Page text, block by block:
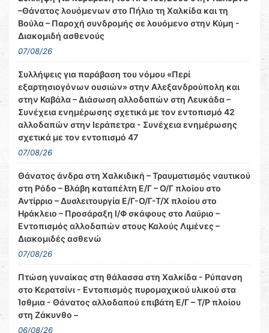
–Θάνατος λουόμενων στο Πήλιο τη Χαλκίδα και τη
Βούλα – Παροχή συνδρομής σε λουόμενο στην Κύμη -
Διακομιδή ασθενούς
07/08/26
Συλλήψεις για παράβαση του νόμου «Περί
εξαρτησιογόνων ουσιών» στην Αλεξανδρούπολη και
στην Καβάλα – Διάσωση αλλοδαπών στη Λευκάδα –
Συνέχεια ενημέρωσης σχετικά με τον εντοπισμό 42
αλλοδαπών στην Ιεράπετρα - Συνέχεια ενημέρωσης
σχετικά με τον εντοπισμό 47
07/08/26
Θάνατος άνδρα στη Χαλκιδική – Τραυματισμός ναυτικού
στη Ρόδο – Βλάβη καταπέλτη Ε/Γ – Ο/Γ πλοίου στο
Αντίρριο – Δυσλειτουργία Ε/Γ-Ο/Γ-Τ/Χ πλοίου στο
Ηράκλειο – Προσάραξη Ι/Φ σκάφους στο Λαύριο –
Εντοπισμός αλλοδαπών στους Καλούς Λιμένες –
Διακομιδές ασθενώ
07/08/26
Πτώση γυναίκας στη θάλασσα στη Χαλκίδα - Ρύπανση
στο Κερατσίνι - Εντοπισμός πυρομαχικού υλικού στα
Ίσθμια - Θάνατος αλλοδαπού επιβάτη Ε/Γ – Τ/Ρ πλοίου
στη Ζάκυνθο –
06/08/26